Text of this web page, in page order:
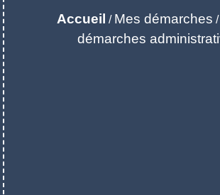
Accueil / Mes démarches /
démarches